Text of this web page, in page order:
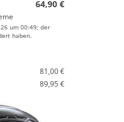
64,90 €
um 00:49; der
haben.
81,00 €
89,95 €